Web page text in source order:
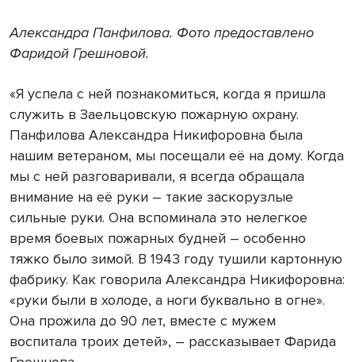
Александра Панфилова. Фото предоставлено
Фаридой Грешновой.
«Я успела с ней познакомиться, когда я пришла
служить в Заельцовскую пожарную охрану.
Панфилова Александра Никифоровна была
нашим ветераном, мы посещали её на дому. Когда
мы с ней разговаривали, я всегда обращала
внимание на её руки – такие заскорузлые
сильные руки. Она вспоминала это нелегкое
время боевых пожарных будней – особенно
тяжко было зимой. В 1943 году тушили картонную
фабрику. Как говорила Александра Никифоровна:
«руки были в холоде, а ноги буквально в огне».
Она прожила до 90 лет, вместе с мужем
воспитала троих детей», – рассказывает Фарида